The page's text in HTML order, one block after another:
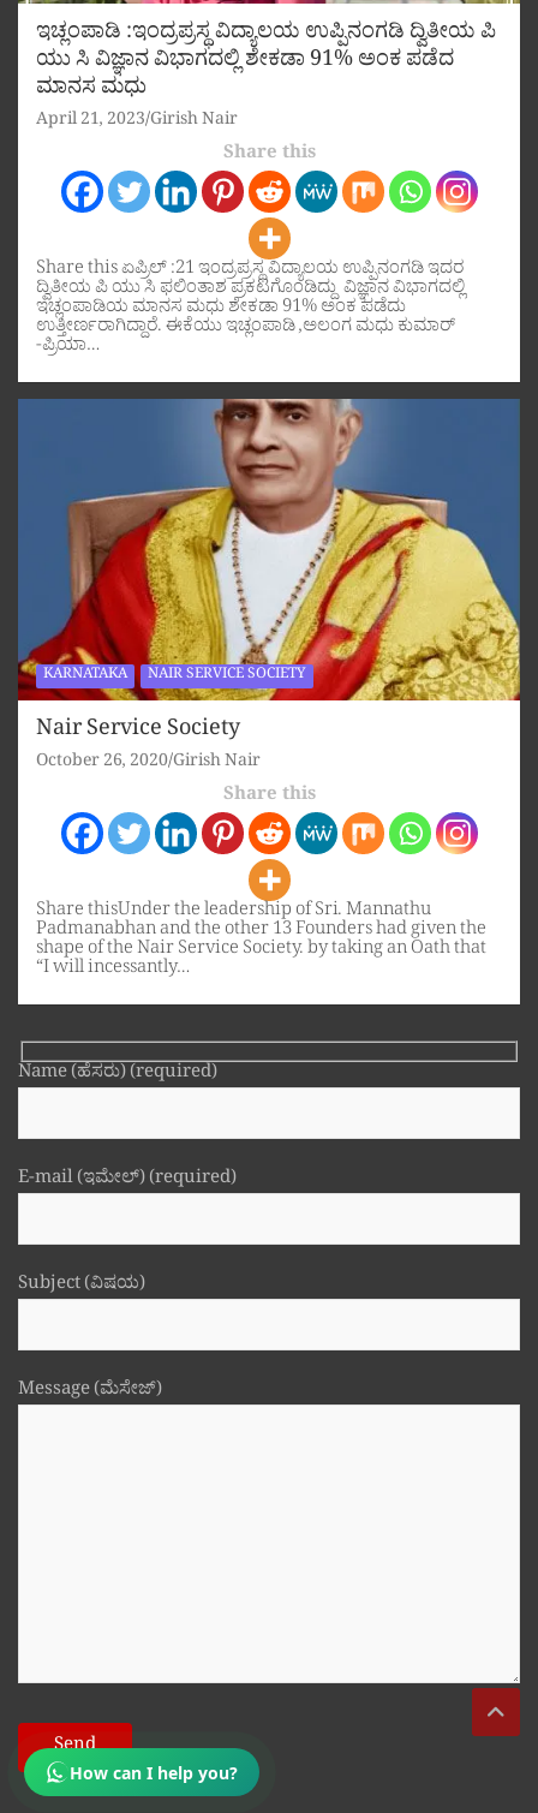
ಇಚ್ಲಂಪಾಡಿ :ಇಂದ್ರಪ್ರಸ್ಥ ವಿದ್ಯಾಲಯ ಉಪ್ಪಿನಂಗಡಿ ದ್ವಿತೀಯ ಪಿ
ಯು ಸಿ ವಿಜ್ಞಾನ ವಿಭಾಗದಲ್ಲಿ ಶೇಕಡಾ 91% ಅಂಕ ಪಡೆದ
ಮಾನಸ ಮಧು
April 21, 2023 Girish Nair
Share this
Share this ಏಪ್ರಿಲ್ :21 ಇಂದ್ರಪ್ರಸ್ಥ ವಿದ್ಯಾಲಯ ಉಪ್ಪಿನಂಗಡಿ ಇದರ
ದ್ವಿತೀಯ ಪಿ ಯು ಸಿ ಫಲಿಂತಾಶ ಪ್ರಕಟಗೊಂಡಿದ್ದು ವಿಜ್ಞಾನ ವಿಭಾಗದಲ್ಲಿ
ಇಚ್ಲಂಪಾಡಿಯ ಮಾನಸ ಮಧು ಶೇಕಡಾ 91% ಅಂಕ ಪಡೆದು
ಉತ್ತೀರ್ಣರಾಗಿದ್ದಾರೆ. ಈಕೆಯು ಇಚ್ಲಂಪಾಡಿ ,ಅಲಂಗ ಮಧು ಕುಮಾರ್
-ಪ್ರಿಯಾ…
KARNATAKA NAIR SERVICE SOCIETY
Nair Service Society
October 26, 2020 Girish Nair
Share this
Share thisUnder the leadership of Sri. Mannathu
Padmanabhan and the other 13 Founders had given the
shape of the Nair Service Society. by taking an Oath that
“I will incessantly…
Name (ಹೆಸರು) (required)
E-mail (ಇಮೇಲ್) (required)
Subject (ವಿಷಯ)
Message (ಮೆಸೇಜ್)
How can I help you?